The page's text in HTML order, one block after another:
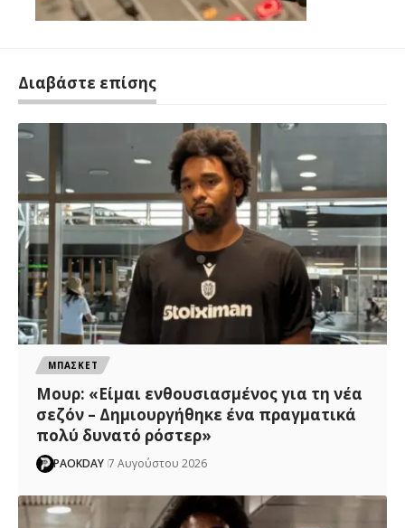
Διαβάστε επίσης
ΜΠΑΣΚΕΤ
Μουρ: «Είμαι ενθουσιασμένος για τη νέα
σεζόν – Δημιουργήθηκε ένα πραγματικά
πολύ δυνατό ρόστερ»
PAOKDAY 7 Αυγούστου 2026